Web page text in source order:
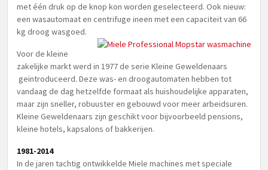
met één druk op de knop kon worden geselecteerd. Ook nieuw:
een wasautomaat en centrifuge ineen met een capaciteit van 66
kg droog wasgoed.
Voor de kleine
zakelijke markt werd in 1977 de serie Kleine Geweldenaars
geïntroduceerd. Deze was- en droogautomaten hebben tot
vandaag de dag hetzelfde formaat als huishoudelijke apparaten,
maar zijn sneller, robuuster en gebouwd voor meer arbeidsuren.
Kleine Geweldenaars zijn geschikt voor bijvoorbeeld pensions,
kleine hotels, kapsalons of bakkerijen.
1981-2014
In de jaren tachtig ontwikkelde Miele machines met speciale